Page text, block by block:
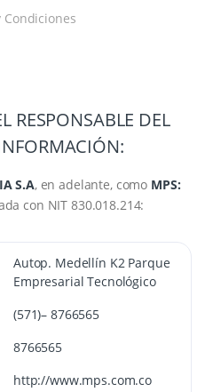
Condiciones
RESPONSABLE DEL
S.A, en adelante, como MPS:
con NIT 830.018.214:
Autop. Medellín K2 Parque
Empresarial Tecnológico
(571)– 8766565
8766565
http://www.mps.com.co